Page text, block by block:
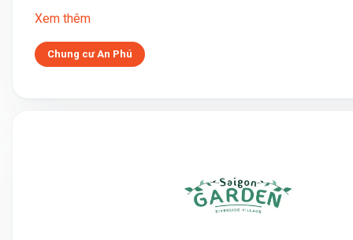
Xem thêm
Chung cư An Phú